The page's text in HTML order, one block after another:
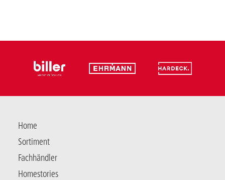
Home
Sortiment
Fachhändler
Homestories